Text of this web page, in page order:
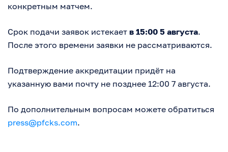
конкретным матчем.
Срок подачи заявок истекает в 15:00 5 августа.
После этого времени заявки не рассматриваются.
Подтверждение аккредитации придёт на
указанную вами почту не позднее 12:00 7 августа.
По дополнительным вопросам можете обратиться
press@pfcks.com.